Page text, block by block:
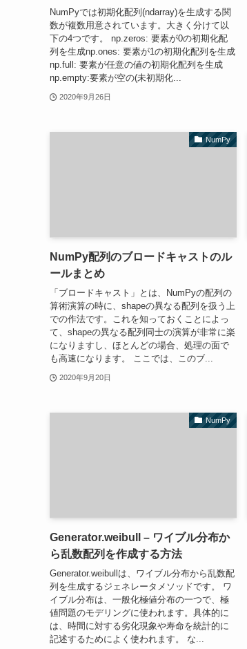
NumPyでは初期化配列(ndarray)を生成する関
数が複数用意されています。大きく分けて以
下の4つです。 np.zeros: 要素が0の初期化配
列を生成np.ones: 要素が1の初期化配列を生成
np.full: 要素が任意の値の初期化配列を生成
np.empty:要素が空の(未初期化...
2020年9月26日
NumPy
NumPy配列のブロードキャストのル
ールまとめ
「ブロードキャスト」とは、NumPyの配列の
算術演算の時に、shapeの異なる配列を扱う上
での作法です。これを知っておくことによっ
て、shapeの異なる配列同士の演算が非常に楽
になりますし、ほとんどの場合、処理の面で
も高速になります。 ここでは、このブ...
2020年9月20日
NumPy
Generator.weibull – ワイブル分布か
ら乱数配列を作成する方法
Generator.weibullは、ワイブル分布から乱数配
列を生成するジェネレータメソッドです。 ワ
イブル分布は、一般化極値分布の一つで、極
値問題のモデリングに使われます。具体的に
は、時間に対する劣化現象や寿命を統計的に
記述するためによく使われます。 な...